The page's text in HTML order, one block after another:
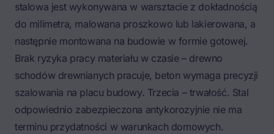
stalowa jest wykonywana w warsztacie z dokładnością
do milimetra, malowana proszkowo lub lakierowana, a
następnie montowana na budowie w formie gotowej.
Brak ryzyka pracy materiału w czasie – drewno
schodów drewnianych pracuje, beton wymaga precyzji
szalowania na placu budowy. Trzecia – trwałość. Stal
odpowiednio zabezpieczona antykorozyjnie nie ma
terminu przydatności w warunkach domowych.